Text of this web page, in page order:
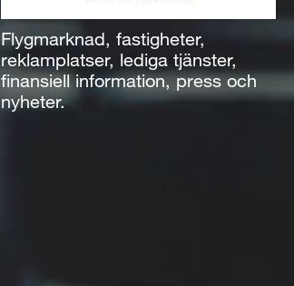
Flygmarknad, fastigheter,
reklamplatser, lediga tjänster,
finansiell information, press och
nyheter.